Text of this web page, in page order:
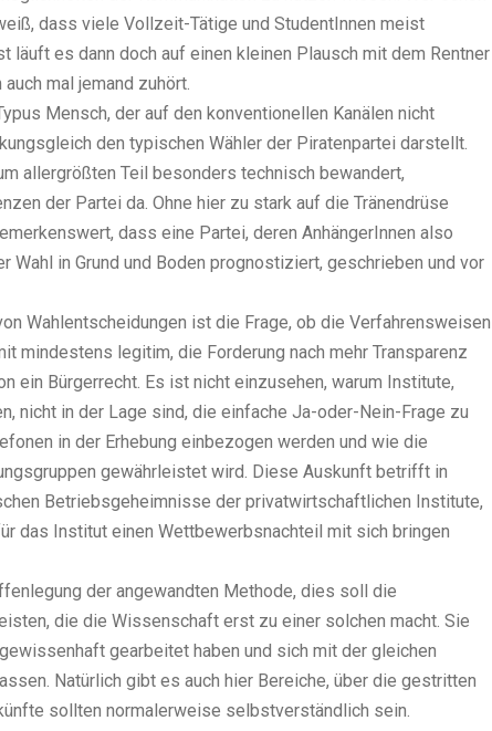
dass viele Vollzeit-Tätige und StudentInnen meist
läuft es dann doch auf einen kleinen Plausch mit dem Rentner
mal jemand zuhört.
Mensch, der auf den konventionellen Kanälen nicht
den typischen Wähler der Piratenpartei darstellt.
allergrößten Teil besonders technisch bewandert,
der Partei da. Ohne hier zu stark auf die Tränendrüse
dass eine Partei, deren AnhängerInnen also
Wahl in Grund und Boden prognostiziert, geschrieben und vor
Wahlentscheidungen ist die Frage, ob die Verfahrensweisen
mindestens legitim, die Forderung nach mehr Transparenz
ein Bürgerrecht. Es ist nicht einzusehen, warum Institute,
nicht in der Lage sind, die einfache Ja-oder-Nein-Frage zu
in der Erhebung einbezogen werden und wie die
gewährleistet wird. Diese Auskunft betrifft in
Betriebsgeheimnisse der privatwirtschaftlichen Institute,
das Institut einen Wettbewerbsnachteil mit sich bringen
der angewandten Methode, dies soll die
die die Wissenschaft erst zu einer solchen macht. Sie
gearbeitet haben und sich mit der gleichen
Natürlich gibt es auch hier Bereiche, über die gestritten
sollten normalerweise selbstverständlich sein.